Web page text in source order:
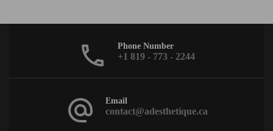
Phone Number
+1 819 - 773 - 2244
Email
contact@adesthetique.ca